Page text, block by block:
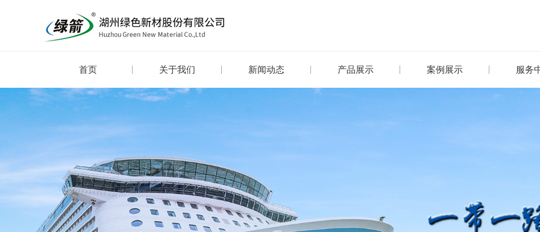
首页 关于我们 新闻动态 产品展示 案例展示 服务